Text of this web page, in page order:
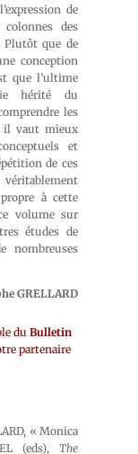
de
des
Plutôt que de
conception
que l’ultime
hérité du
les
il vaut mieux
et
de ces
à cette
volume sur
études de
nombreuses
GRELLARD
duBulletin
partenaire
« Monica
(eds), The